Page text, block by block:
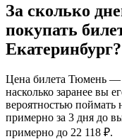
За сколько
покупать
Екатеринбург?
Цена билета Тюмень —
насколько заранее вы
вероятностью поймать
примерно за 3 дня до
примерно до 22 118 ₽.